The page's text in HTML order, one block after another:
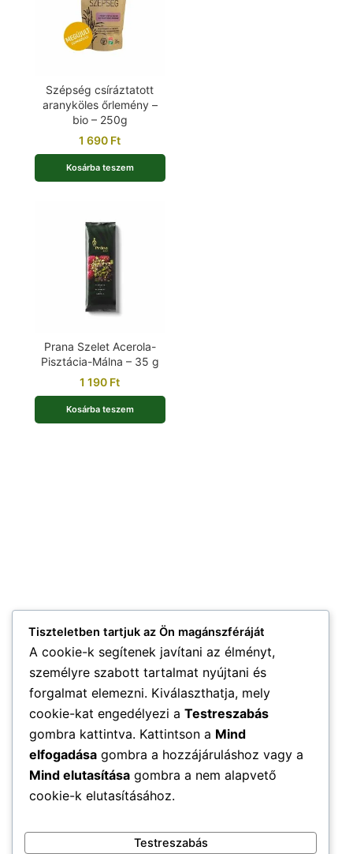
Szépség csíráztatott
aranyköles őrlemény –
bio – 250g
1 690 Ft
Kosárba teszem
Prana Szelet Acerola-
Pisztácia-Málna – 35 g
1 190 Ft
Kosárba teszem
Tiszteletben tartjuk az Ön magánszféráját
A cookie-k segítenek javítani az élményt,
személyre szabott tartalmat nyújtani és
forgalmat elemezni. Kiválaszthatja, mely
cookie-kat engedélyezi a Testreszabás
gombra kattintva. Kattintson a Mind
elfogadása gombra a hozzájáruláshoz vagy a
Mind elutasítása gombra a nem alapvető
cookie-k elutasításához.
Testreszabás